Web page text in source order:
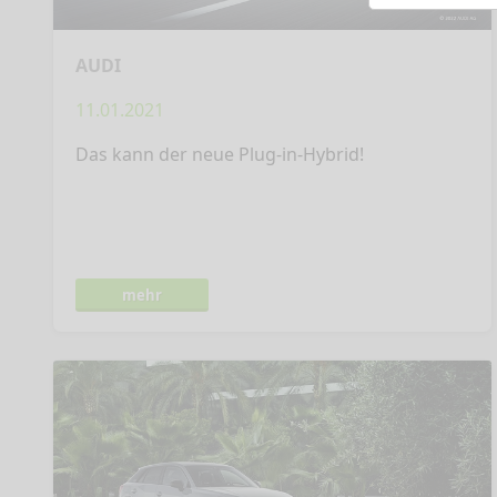
AUDI
11.01.2021
Das kann der neue Plug-in-Hybrid!
mehr